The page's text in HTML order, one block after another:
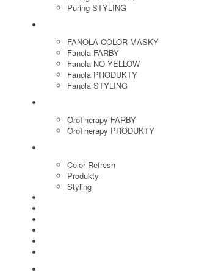
Puring STYLING
FANOLA COLOR MASKY
Fanola FARBY
Fanola NO YELLOW
Fanola PRODUKTY
Fanola STYLING
OroTherapy FARBY
OroTherapy PRODUKTY
Color Refresh
Produkty
Styling